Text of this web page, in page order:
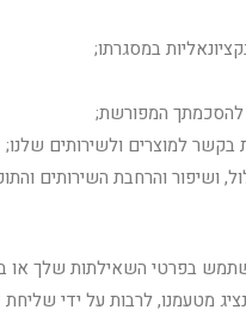
במסגרתו;
להסכמתך המפורשת;
בקשר למוצרים ולשירותים שלנו;
ושיפור והרחבת השירותים
בפרטי השאילתות שלך או
מטעמנו, לרבות על ידי